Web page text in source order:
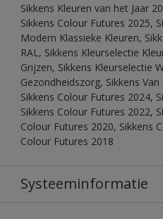
Sikkens Kleuren van het Jaar
Sikkens Colour Futures 2025,
Modern Klassieke Kleuren,
RAL, Sikkens Kleurselectie
Grijzen, Sikkens Kleurselectie
Gezondheidszorg, Sikkens
Sikkens Colour Futures 2024,
Sikkens Colour Futures 2022,
Colour Futures 2020, Sikkens
Colour Futures 2018
Systeeminformatie